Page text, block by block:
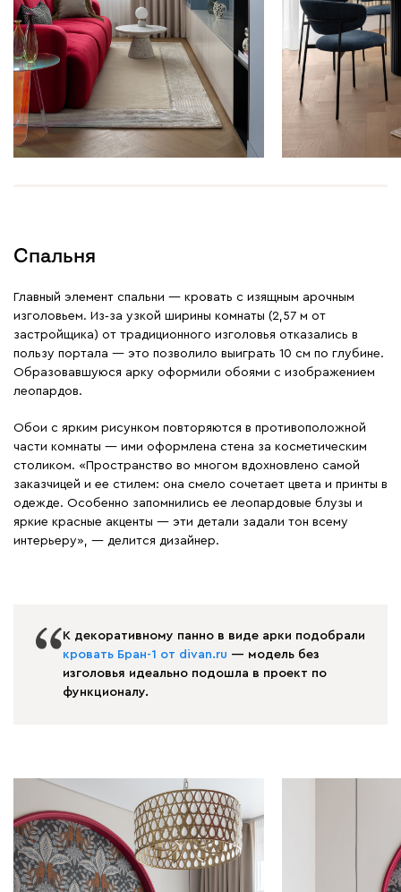
Спальня
Главный элемент спальни — кровать с изящным арочным
изголовьем. Из‑за узкой ширины комнаты (2,57 м от
застройщика) от традиционного изголовья отказались в
пользу портала — это позволило выиграть 10 см по глубине.
Образовавшуюся арку оформили обоями с изображением
леопардов.
Обои с ярким рисунком повторяются в противоположной
части комнаты — ими оформлена стена за косметическим
столиком. «Пространство во многом вдохновлено самой
заказчицей и ее стилем: она смело сочетает цвета и принты в
одежде. Особенно запомнились ее леопардовые блузы и
яркие красные акценты — эти детали задали тон всему
интерьеру», — делится дизайнер.
К декоративному панно в виде арки подобрали
кровать Бран-1 от divan.ru — модель без
изголовья идеально подошла в проект по
функционалу.